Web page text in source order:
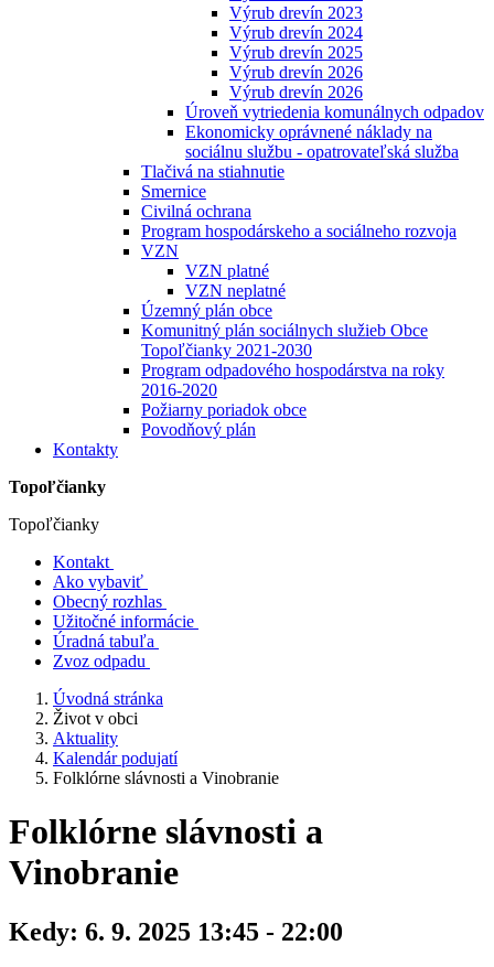
Výrub drevín 2023
Výrub drevín 2024
Výrub drevín 2025
Výrub drevín 2026
Výrub drevín 2026
Úroveň vytriedenia komunálnych odpadov
Ekonomicky oprávnené náklady na
sociálnu službu - opatrovateľská služba
Tlačivá na stiahnutie
Smernice
Civilná ochrana
Program hospodárskeho a sociálneho rozvoja
VZN
VZN platné
VZN neplatné
Územný plán obce
Komunitný plán sociálnych služieb Obce
Topoľčianky 2021-2030
Program odpadového hospodárstva na roky
2016-2020
Požiarny poriadok obce
Povodňový plán
Kontakty
Topoľčianky
Topoľčianky
Kontakt
Ako vybaviť
Obecný rozhlas
Užitočné informácie
Úradná tabuľa
Zvoz odpadu
Úvodná stránka
Život v obci
Aktuality
Kalendár podujatí
Folklórne slávnosti a Vinobranie
Folklórne slávnosti a
Vinobranie
Kedy: 6. 9. 2025 13:45 - 22:00